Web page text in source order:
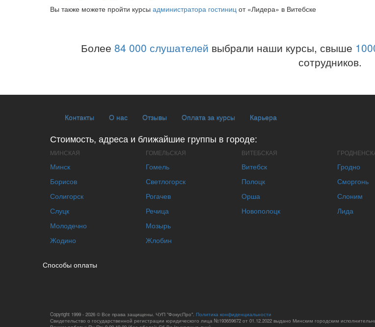
Вы также можете пройти курсы администратора гостиниц от «Лидера» в Витебске
Более 84 000 слушателей выбрали наши курсы, свыше
сотрудников.
Контакты О нас Отзывы Оплата за курсы Карьера
Стоимость, адреса и ближайшие группы в городе:
МИНСКАЯ
Минск
Борисов
Солигорск
Слуцк
Молодечно
Жодино
ГОМЕЛЬСКАЯ
Гомель
Светлогорск
Рогачев
Речица
Мозырь
Жлобин
ВИТЕБСКАЯ
Витебск
Полоцк
Орша
Новополоцк
Гродно
Сморгонь
Слоним
Лида
Способы оплаты
Copyright 1999 - 2026 © Все права защищены. ЧУП "ФокусПро". Политика конфиденциальности
Свидетельство о государственной регистрации юридического лица №193659672 от 01.12.2022 выдано Минским городским